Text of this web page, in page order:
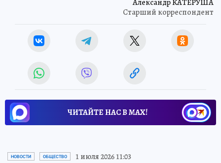
Александр КАТЕРУША
Старший корреспондент
ЧИТАЙТЕ НАС В МАХ!
НОВОСТИ ОБЩЕСТВО 1 июля 2026 11:03